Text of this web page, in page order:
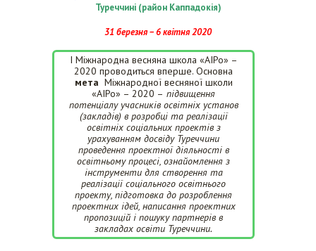
Туреччині (район Каппадокія)
31 березня – 6 квітня 2020
І Міжнародна весняна школа «АІРо» –
2020 проводиться вперше. Основна
мета Міжнародної весняної школи
«АІРо» – 2020 – підвищення
потенціалу учасників освітніх установ
(закладів) в розробці та реалізації
освітніх соціальних проектів з
урахуванням досвіду Туреччини
проведення проектної діяльності в
освітньому процесі, ознайомлення з
інструменти для створення та
реалізації соціального освітнього
проекту, підготовка до розроблення
проектних ідей, написання проектних
пропозицій і пошуку партнерів в
закладах освіти Туреччини.